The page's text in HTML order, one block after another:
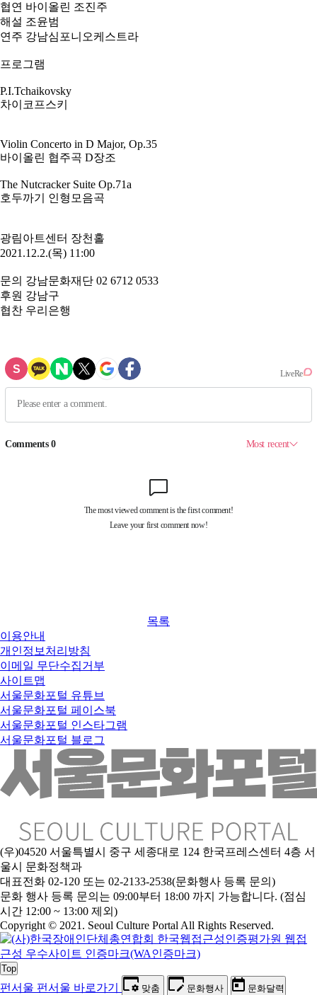
협연 바이올린 조진주
해설 조윤범
연주 강남심포니오케스트라
프로그램
P.I.Tchaikovsky
차이코프스키
Violin Concerto in D Major, Op.35
바이올린 협주곡 D장조
The Nutcracker Suite Op.71a
호두까기 인형모음곡
광림아트센터 장천홀
2021.12.2.(목) 11:00
문의 강남문화재단 02 6712 0533
후원 강남구
협찬 우리은행
목록
이용안내
개인정보처리방침
이메일 무단수집거부
사이트맵
서울문화포털 유튜브
서울문화포털 페이스북
서울문화포털 인스타그램
서울문화포털 블로그
(우)04520 서울특별시 중구 세종대로 124 한국프레스센터 4층 서
울시 문화정책과
대표전화 02-120 또는 02-2133-2538(문화행사 등록 문의)
문화 행사 등록 문의는 09:00부터 18:00 까지 가능합니다. (점심
시간 12:00 ~ 13:00 제외)
Copyright © 2021. Seoul Culture Portal All Rights Reserved.
Top
펀서울 펀서울 바로가기 맞춤 문화행사 문화달력